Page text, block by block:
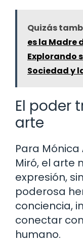
Quizás
es la Madre
Explorando
Sociedad y
El poder
arte
Para
Miró, el arte
expresión,
poderosa
conciencia,
conectar
humano.